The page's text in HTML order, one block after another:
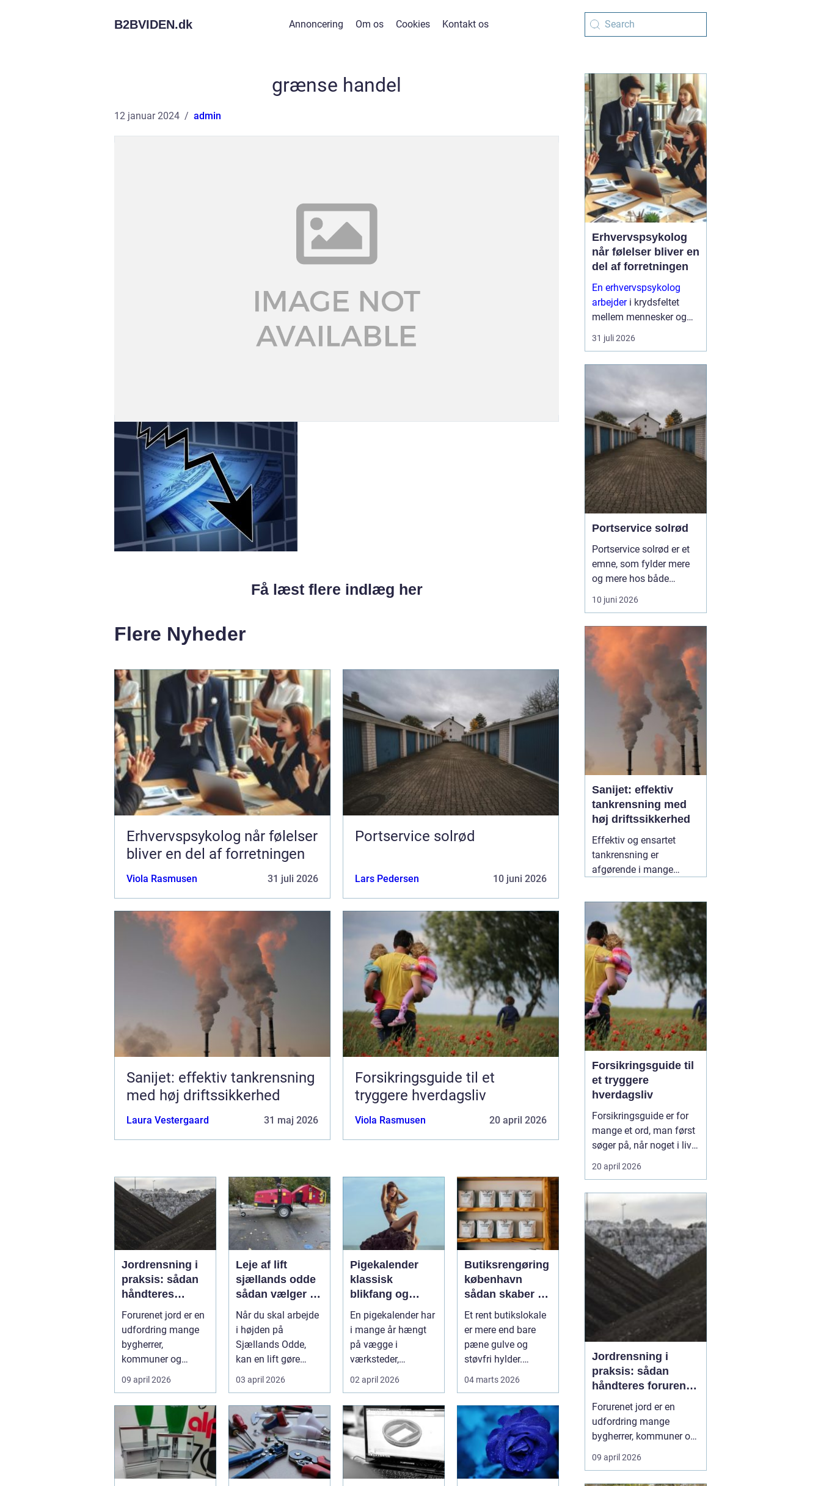
B2BVIDEN.dk Annoncering Om os Cookies Kontakt os
grænse handel
12 januar 2024 admin
Få læst flere indlæg her
Flere Nyheder
Erhvervspsykolog når følelser
bliver en del af forretningen
Viola Rasmusen 31 juli 2026
Portservice solrød
Lars Pedersen 10 juni 2026
Sanijet: effektiv tankrensning
med høj driftssikkerhed
Laura Vestergaard 31 maj 2026
Forsikringsguide til et
tryggere hverdagsliv
Viola Rasmusen 20 april 2026
Jordrensning i
praksis: sådan
håndteres
forurenet jord
ansvarligt
Forurenet jord er en
udfordring mange
bygherrer,
kommuner og
virksomheder
møder, når gamle
industrig...
09 april 2026
Leje af lift
sjællands odde
sådan vælger du
den rigtige
løsning
Når du skal arbejde
i højden på
Sjællands Odde,
kan en lift gøre
forskellen på en
besværlig og en
ov...
03 april 2026
Pigekalender
klassisk
blikfang og
effektiv reklame
året rundt
En pigekalender har
i mange år hængt
på vægge i
værksteder,
lagerhaller og
frokoststuer over
hele la...
02 april 2026
Butiksrengøring
københavn
sådan skaber du
en butik,
kunderne har
lyst til at komme
tilbage til
Et rent butikslokale
er mere end bare
pæne gulve og
støvfri hylder.
04 marts 2026
Erhvervspsykolog
når følelser bliver en
del af forretningen
En erhvervspsykolog
arbejderi krydsfeltet
mellem mennesker og
forretning. Fokus er ikke
kun på trivsel, men også
påvirker resultater,
strategier og
forandringe...
31 juli 2026
Portservice solrød
Portservice solrød er et
emne, som fylder mere
og mere hos både
private husejere og
virksomheder, der har
komfort og
driftssikkerhed i
hverdagen. Når en port
ikke fungerer, stopper
hverdagen hurtigt op, og
både logistik,
adgangsfo...
10 juni 2026
Sanijet: effektiv
tankrensning med
høj driftssikkerhed
Effektiv og ensartet
tankrensning er
afgørende i mange
hygiejne, sikkerhed og
driftsøkonomi spiller en
stor rolle, kan små fejl få
store konsekvenser. Her
er roterende tankrensere
31 maj 2026
Forsikringsguide til
et tryggere
hverdagsliv
Forsikringsguide er for
mange et ord, man først
søger på, når noget i livet
ændrer sig.
andre selskaber oplever,
du flytter, får børn, køber
bil eller ændrer job, og så
kan en enkel...
20 april 2026
Jordrensning i
praksis: sådan
håndteres forurenet
jord ansvarligt
Forurenet jord er en
udfordring mange
bygherrer, kommuner og
virksomheder møder, når
gamle industrigrunde
09 april 2026